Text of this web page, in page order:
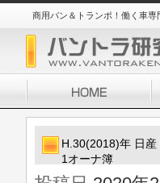
商用バン＆トランポ！働く車専
H.30(2018)年 日
1オーナ簿